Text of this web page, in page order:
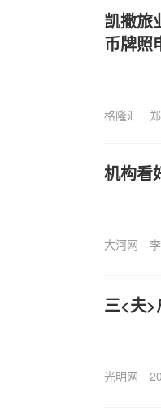
凯撒旅
币牌照
格隆汇
机构看
大河网
三<夫
光明网